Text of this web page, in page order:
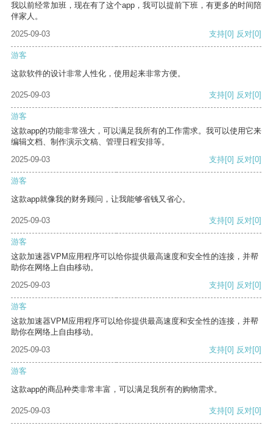
我以前经常加班，现在有了这个app，我可以提前下班，有更多的时间陪
伴家人。
2025-09-03
支持[0] 反对[0]
游客
这款软件的设计非常人性化，使用起来非常方便。
2025-09-03 支持[0] 反对[0]
游客
这款app的功能非常强大，可以满足我所有的工作需求。我可以使用它来
编辑文档、制作演示文稿、管理日程安排等。
2025-09-03
支持[0] 反对[0]
游客
这款app就像我的财务顾问，让我能够省钱又省心。
2025-09-03 支持[0] 反对[0]
游客
这款加速器VPM应用程序可以给你提供最高速度和安全性的连接，并帮
助你在网络上自由移动。
2025-09-03
支持[0] 反对[0]
游客
这款加速器VPM应用程序可以给你提供最高速度和安全性的连接，并帮
助你在网络上自由移动。
2025-09-03
支持[0] 反对[0]
游客
这款app的商品种类非常丰富，可以满足我所有的购物需求。
2025-09-03 支持[0] 反对[0]